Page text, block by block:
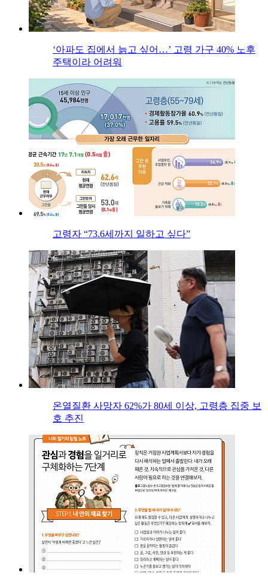
‘아파도 집에서 늙고 싶어…’ 고령 가구 40% 노후
주택이라 어려워
고령자 “73.6세까지 일하고 싶다”
온열질환 사망자 62%가 80세 이상, 고령층 집중 보
호 추진